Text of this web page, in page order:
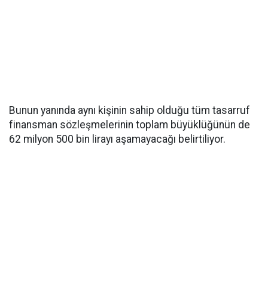
Bunun yanında aynı kişinin sahip olduğu tüm tasarruf
finansman sözleşmelerinin toplam büyüklüğünün de
62 milyon 500 bin lirayı aşamayacağı belirtiliyor.